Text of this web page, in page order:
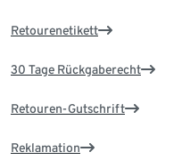
Retourenetikett
30 Tage Rückgaberecht
Retouren-Gutschrift
Reklamation